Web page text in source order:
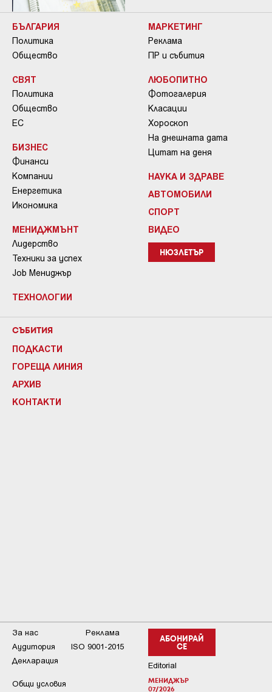
БЪЛГАРИЯ
Политика
Общество
СВЯТ
Политика
Общество
ЕС
БИЗНЕС
Финанси
Компании
Енергетика
Икономика
МЕНИДЖМЪНТ
Лидерство
Техники за успех
Job Мениджър
ТЕХНОЛОГИИ
МАРКЕТИНГ
Реклама
ПР и събития
ЛЮБОПИТНО
Фотогалерия
Класации
Хороскоп
На днешната дата
Цитат на деня
НАУКА И ЗДРАВЕ
АВТОМОБИЛИ
СПОРТ
ВИДЕО
НЮЗЛЕТЪР
СЪБИТИЯ
ПОДКАСТИ
ГОРЕЩА ЛИНИЯ
АРХИВ
КОНТАКТИ
АБОНИРАЙ
СЕ
Editorial
МЕНИДЖЪР
07/2026
За нас
Реклама
Аудитория
ISO 9001-2015
Декларация
Общи условия